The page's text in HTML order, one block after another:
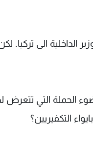
الداخلية الى تركيا.
الحملة التي تتعرض
التكفيريين؟